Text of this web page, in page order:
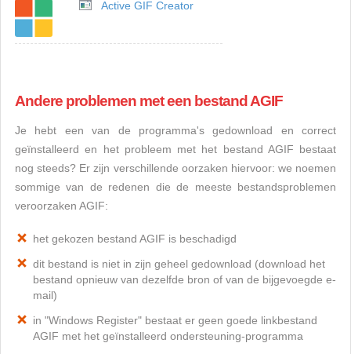
Active GIF Creator
Andere problemen met een bestand AGIF
Je hebt een van de programma's gedownload en correct
geïnstalleerd en het probleem met het bestand AGIF bestaat
nog steeds? Er zijn verschillende oorzaken hiervoor: we noemen
sommige van de redenen die de meeste bestandsproblemen
veroorzaken AGIF:
het gekozen bestand AGIF is beschadigd
dit bestand is niet in zijn geheel gedownload (download het
bestand opnieuw van dezelfde bron of van de bijgevoegde e-
mail)
in "Windows Register" bestaat er geen goede linkbestand
AGIF met het geïnstalleerd ondersteuning-programma